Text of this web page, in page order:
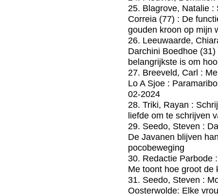
25. Blagrove, Natalie :
Correia (77) : De
gouden kroon op mijn
26. Leeuwaarde,
Darchini Boedhoe
belangrijkste is om
27. Breeveld, Carl :
Lo A Sjoe :
02-2024
28. Triki, Rayan :
liefde om te schrijven
29. Seedo, Steven :
De Javanen blijven
pocobeweging
30. Redactie Parbode
Me toont hoe groot de
31. Seedo, Steven :
Oosterwolde: Elke